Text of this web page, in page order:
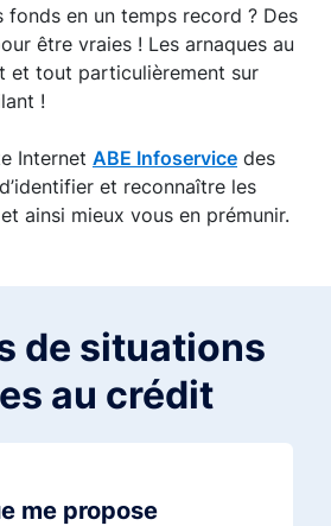
fonds en un temps record ? Des
être vraies ! Les arnaques au
et tout particulièrement sur
!
Internet ABE Infoservice des
et reconnaître les
ainsi mieux vous en prémunir.
de situations
au crédit
me propose